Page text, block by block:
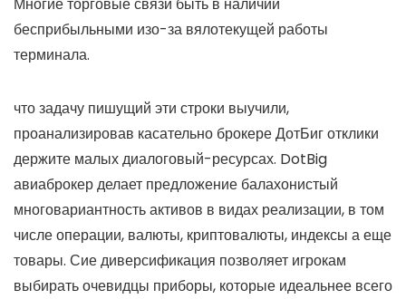
бесприбыльными изо-за вялотекущей работы
терминала.
что задачу пишущий эти строки выучили,
проанализировав касательно брокере ДотБиг отклики
держите малых диалоговый-ресурсах. DotBig
авиаброкер делает предложение балахонистый
многовариантность активов в видах реализации, в том
числе операции, валюты, криптовалюты, индексы а еще
товары. Сие диверсификация позволяет игрокам
выбирать очевидцы приборы, которые идеальнее всего